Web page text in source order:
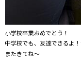
小学校卒業おめでとう！
中学校でも、友達できるよ！
またきてね～